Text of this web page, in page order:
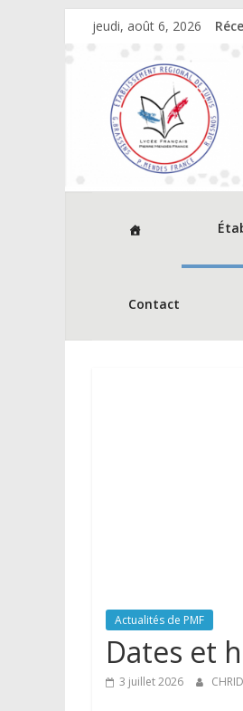
jeudi, août 6, 2026
Contact
Actualités de PMF
Dates et
3 juillet 2026